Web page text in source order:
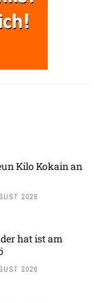
Kilo Kokain an
2026
hat ist am
2026